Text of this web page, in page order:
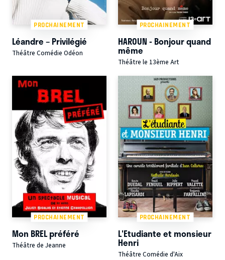
PROCHAINEMENT
Léandre – Privilégié
Théâtre Comédie Odéon
PROCHAINEMENT
HAROUN - Bonjour quand
même
Théâtre le 13ème Art
PROCHAINEMENT
Mon BREL préféré
Théâtre de Jeanne
PROCHAINEMENT
L'Etudiante et monsieur
Henri
Théâtre Comédie d'Aix